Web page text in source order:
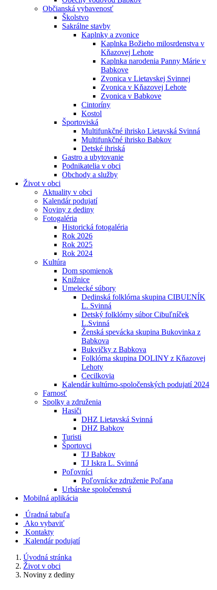
Občianská vybavenosť
Školstvo
Sakrálne stavby
Kaplnky a zvonice
Kaplnka Božieho milosrdenstva v
Kňazovej Lehote
Kaplnka narodenia Panny Márie v
Babkove
Zvonica v Lietavskej Svinnej
Zvonica v Kňazovej Lehote
Zvonica v Babkove
Cintoríny
Kostol
Športoviská
Multifunkčné ihrisko Lietavská Svinná
Multifunkčné ihrisko Babkov
Detské ihriská
Gastro a ubytovanie
Podnikatelia v obci
Obchody a služby
Život v obci
Aktuality v obci
Kalendár podujatí
Noviny z dediny
Fotogaléria
Historická fotogaléria
Rok 2026
Rok 2025
Rok 2024
Kultúra
Dom spomienok
Knižnice
Umelecké súbory
Dedinská folklórna skupina CIBUĽNÍK
L. Svinná
Detský folklórny súbor Cibuľníček
L.Svinná
Ženská spevácka skupina Bukovinka z
Babkova
Bukvičky z Babkova
Folklórna skupina DOLINY z Kňazovej
Lehoty
Cecilkovia
Kalendár kultúrno-spoločenských podujatí 2024
Farnosť
Spolky a združenia
Hasiči
DHZ Lietavská Svinná
DHZ Babkov
Turisti
Športovci
TJ Babkov
TJ Iskra L. Svinná
Poľovníci
Poľovnícke združenie Poľana
Urbárske spoločenstvá
Mobilná aplikácia
Úradná tabuľa
Ako vybaviť
Kontakty
Kalendár podujatí
Úvodná stránka
Život v obci
Noviny z dediny